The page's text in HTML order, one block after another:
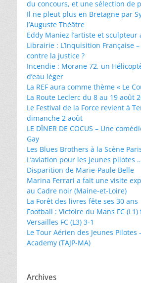
du concours, et une sélection de
Il ne pleut plus en Bretagne par
l’Auguste Théâtre
Eddy Maniez l’artiste et
Librairie : L’Inquisition Française
contre la justice ?
Incendie : Morane 72, un
d’eau léger
La REF aura comme thème « Le
La Route Leclerc du 8 au 19 août
Le Festival de la Force revient à
dimanche 2 août
LE DÎNER DE COCUS – Une
Gay
Les Blues Brothers à la Scène
L’aviation pour les jeunes pilotes
Disparition de Marie-Paule Belle
Marina Ferrari a fait une visite
au Cadre noir (Maine-et-Loire)
La Forêt des livres fête ses 30 ans
Football : Victoire du Mans FC (L1)
Versailles FC (L3) 3-1
Le Tour Aérien des Jeunes Pilotes
Academy (TAJP-MA)
Archives